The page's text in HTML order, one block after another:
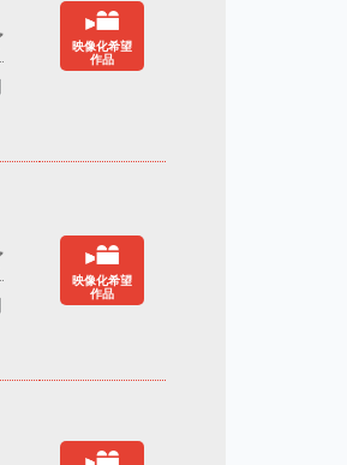
映像化希望
作品
映像化希望
作品